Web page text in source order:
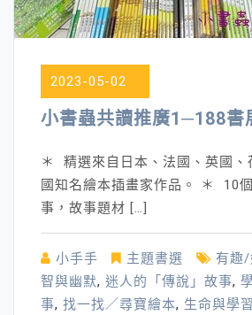
2023-05-02
小書蟲共讀推廣1─188書
＊ 精選來自日本、法國、英國、
國知名繪本插畫家作品。 ＊ 10
事，故事題材 […]
小手手 主題書選 有趣
智與幽默, 迷人的「傳說」故事,
事, 找一找／尋寶繪本, 生命與學習